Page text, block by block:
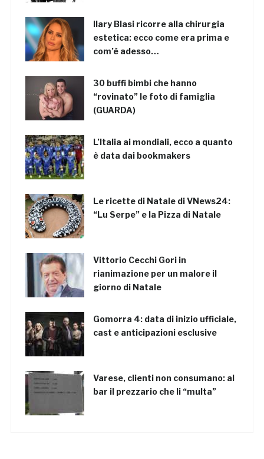
Ilary Blasi ricorre alla chirurgia
estetica: ecco come era prima e
com’è adesso…
30 buffi bimbi che hanno
“rovinato” le foto di famiglia
(GUARDA)
L’Italia ai mondiali, ecco a quanto
è data dai bookmakers
Le ricette di Natale di VNews24:
“Lu Serpe” e la Pizza di Natale
Vittorio Cecchi Gori in
rianimazione per un malore il
giorno di Natale
Gomorra 4: data di inizio ufficiale,
cast e anticipazioni esclusive
Varese, clienti non consumano: al
bar il prezzario che li “multa”